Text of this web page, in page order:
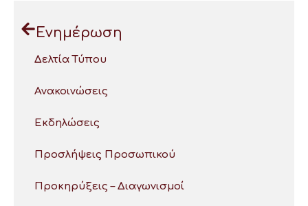
Ενημέρωση
Δελτία Τύπου
Ανακοινώσεις
Εκδηλώσεις
Προσλήψεις Προσωπικού
Προκηρύξεις – Διαγωνισμοί